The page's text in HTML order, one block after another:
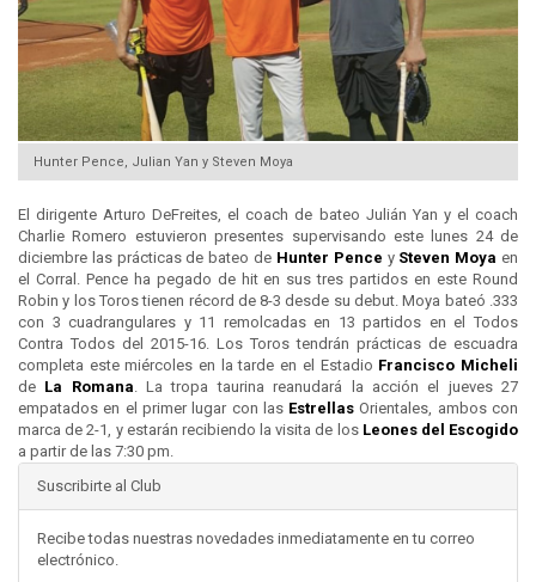
Hunter Pence, Julian Yan y Steven Moya
El dirigente Arturo DeFreites, el coach de bateo Julián Yan y el coach
Charlie Romero estuvieron presentes supervisando este lunes 24 de
diciembre las prácticas de bateo de Hunter Pence y Steven Moya en
el Corral. Pence ha pegado de hit en sus tres partidos en este Round
Robin y los Toros tienen récord de 8-3 desde su debut. Moya bateó .333
con 3 cuadrangulares y 11 remolcadas en 13 partidos en el Todos
Contra Todos del 2015-16. Los Toros tendrán prácticas de escuadra
completa este miércoles en la tarde en el Estadio Francisco Micheli
de La Romana . La tropa taurina reanudará la acción el jueves 27
empatados en el primer lugar con las Estrellas Orientales, ambos con
marca de 2-1, y estarán recibiendo la visita de los Leones del Escogido
a partir de las 7:30 pm.
Suscribirte al Club
Recibe todas nuestras novedades inmediatamente en tu correo
electrónico.